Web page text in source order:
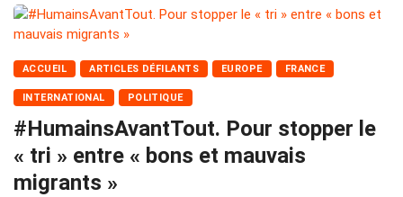
ACCUEIL ARTICLES DÉFILANTS EUROPE FRANCE
INTERNATIONAL POLITIQUE
#HumainsAvantTout. Pour stopper le
« tri » entre « bons et mauvais
migrants »